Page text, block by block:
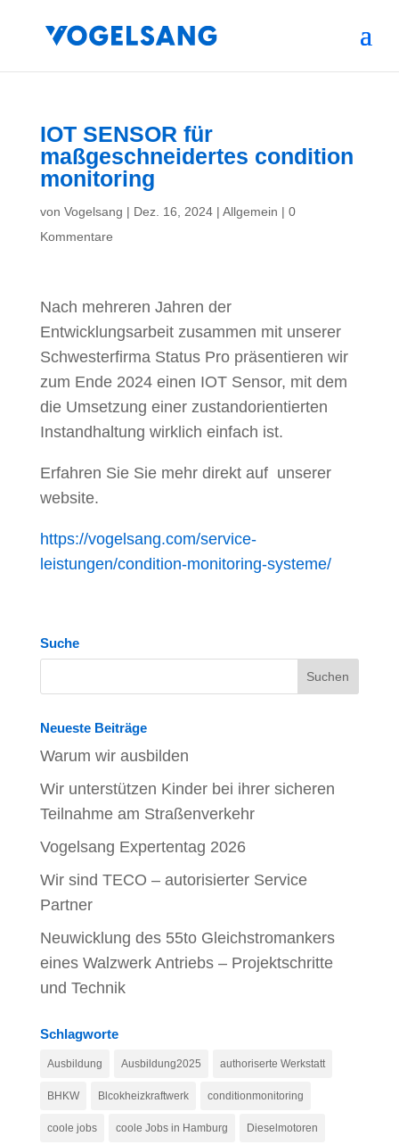
IOT SENSOR für
maßgeschneidertes condition
monitoring
von Vogelsang | Dez. 16, 2024| Allgemein | 0
Kommentare
Nach mehreren Jahren der
Entwicklungsarbeit zusammen mit unserer
Schwesterfirma Status Pro präsentieren wir
zum Ende 2024 einen IOT Sensor, mit dem
die Umsetzung einer zustandorientierten
Instandhaltung wirklich einfach ist.
Erfahren Sie Sie mehr direkt auf unserer
website.
https://vogelsang.com/service-
leistungen/condition-monitoring-systeme/
Suche
Neueste Beiträge
Warum wir ausbilden
Wir unterstützen Kinder bei ihrer sicheren
Teilnahme am Straßenverkehr
Vogelsang Expertentag 2026
Wir sind TECO – autorisierter Service
Partner
Neuwicklung des 55to Gleichstromankers
eines Walzwerk Antriebs – Projektschritte
und Technik
Schlagworte
Ausbildung Ausbildung2025 authoriserte Werkstatt
BHKW Blcokheizkraftwerk conditionmonitoring
coole jobs coole Jobs in Hamburg Dieselmotoren